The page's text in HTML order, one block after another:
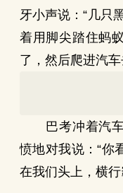
牙小声说：“几只
着用脚尖踏住蚂
了，然后爬进汽车
巴考冲着汽车
愤地对我说：“你
在我们头上，横